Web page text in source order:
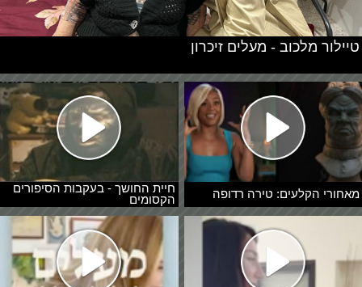
מאחורי הקלעים: טירה רדופה
חיית החושך - בעקבות הסיפורים
הקסומים
טיילור מלכוב - מעלים זיכרון